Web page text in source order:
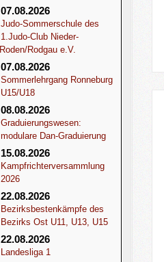
07.08.2026
Judo-Sommerschule des
1.Judo-Club Nieder-
Roden/Rodgau e.V.
07.08.2026
Sommerlehrgang Ronneburg
U15/U18
08.08.2026
Graduierungswesen:
modulare Dan-Graduierung
15.08.2026
Kampfrichterversammlung
2026
22.08.2026
Bezirksbestenkämpfe des
Bezirks Ost U11, U13, U15
22.08.2026
Landesliga 1